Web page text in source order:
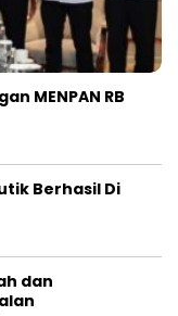
MENPAN RB
Berhasil Di
dan